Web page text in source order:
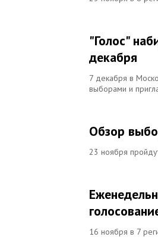
"Голос"
декабря
7 декабря в
выборами и
Обзор
23 ноября
16 ноября в 7